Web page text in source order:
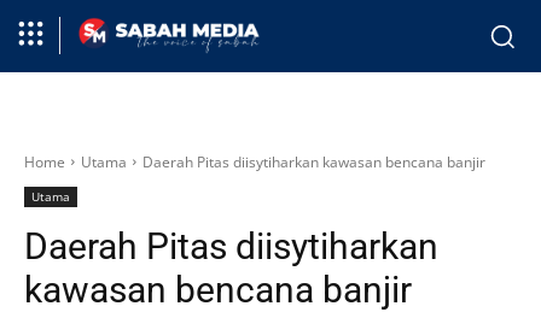
Home Utama Daerah Pitas diisytiharkan kawasan bencana banjir
Utama
Daerah Pitas diisytiharkan
kawasan bencana banjir